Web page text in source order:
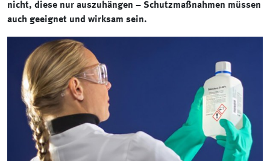
nicht, diese nur auszuhängen – Schutzmaßnahmen müssen
auch geeignet und wirksam sein.